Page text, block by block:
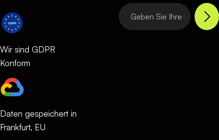
Wir sind GDPR
Konform
Daten gespeichert in
Frankfurt, EU